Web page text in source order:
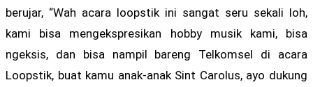
berujar, “Wah acara loopstik ini sangat seru sekali loh,
kami bisa mengekspresikan hobby musik kami, bisa
ngeksis, dan bisa nampil bareng Telkomsel di acara
Loopstik, buat kamu anak-anak Sint Carolus, ayo dukung